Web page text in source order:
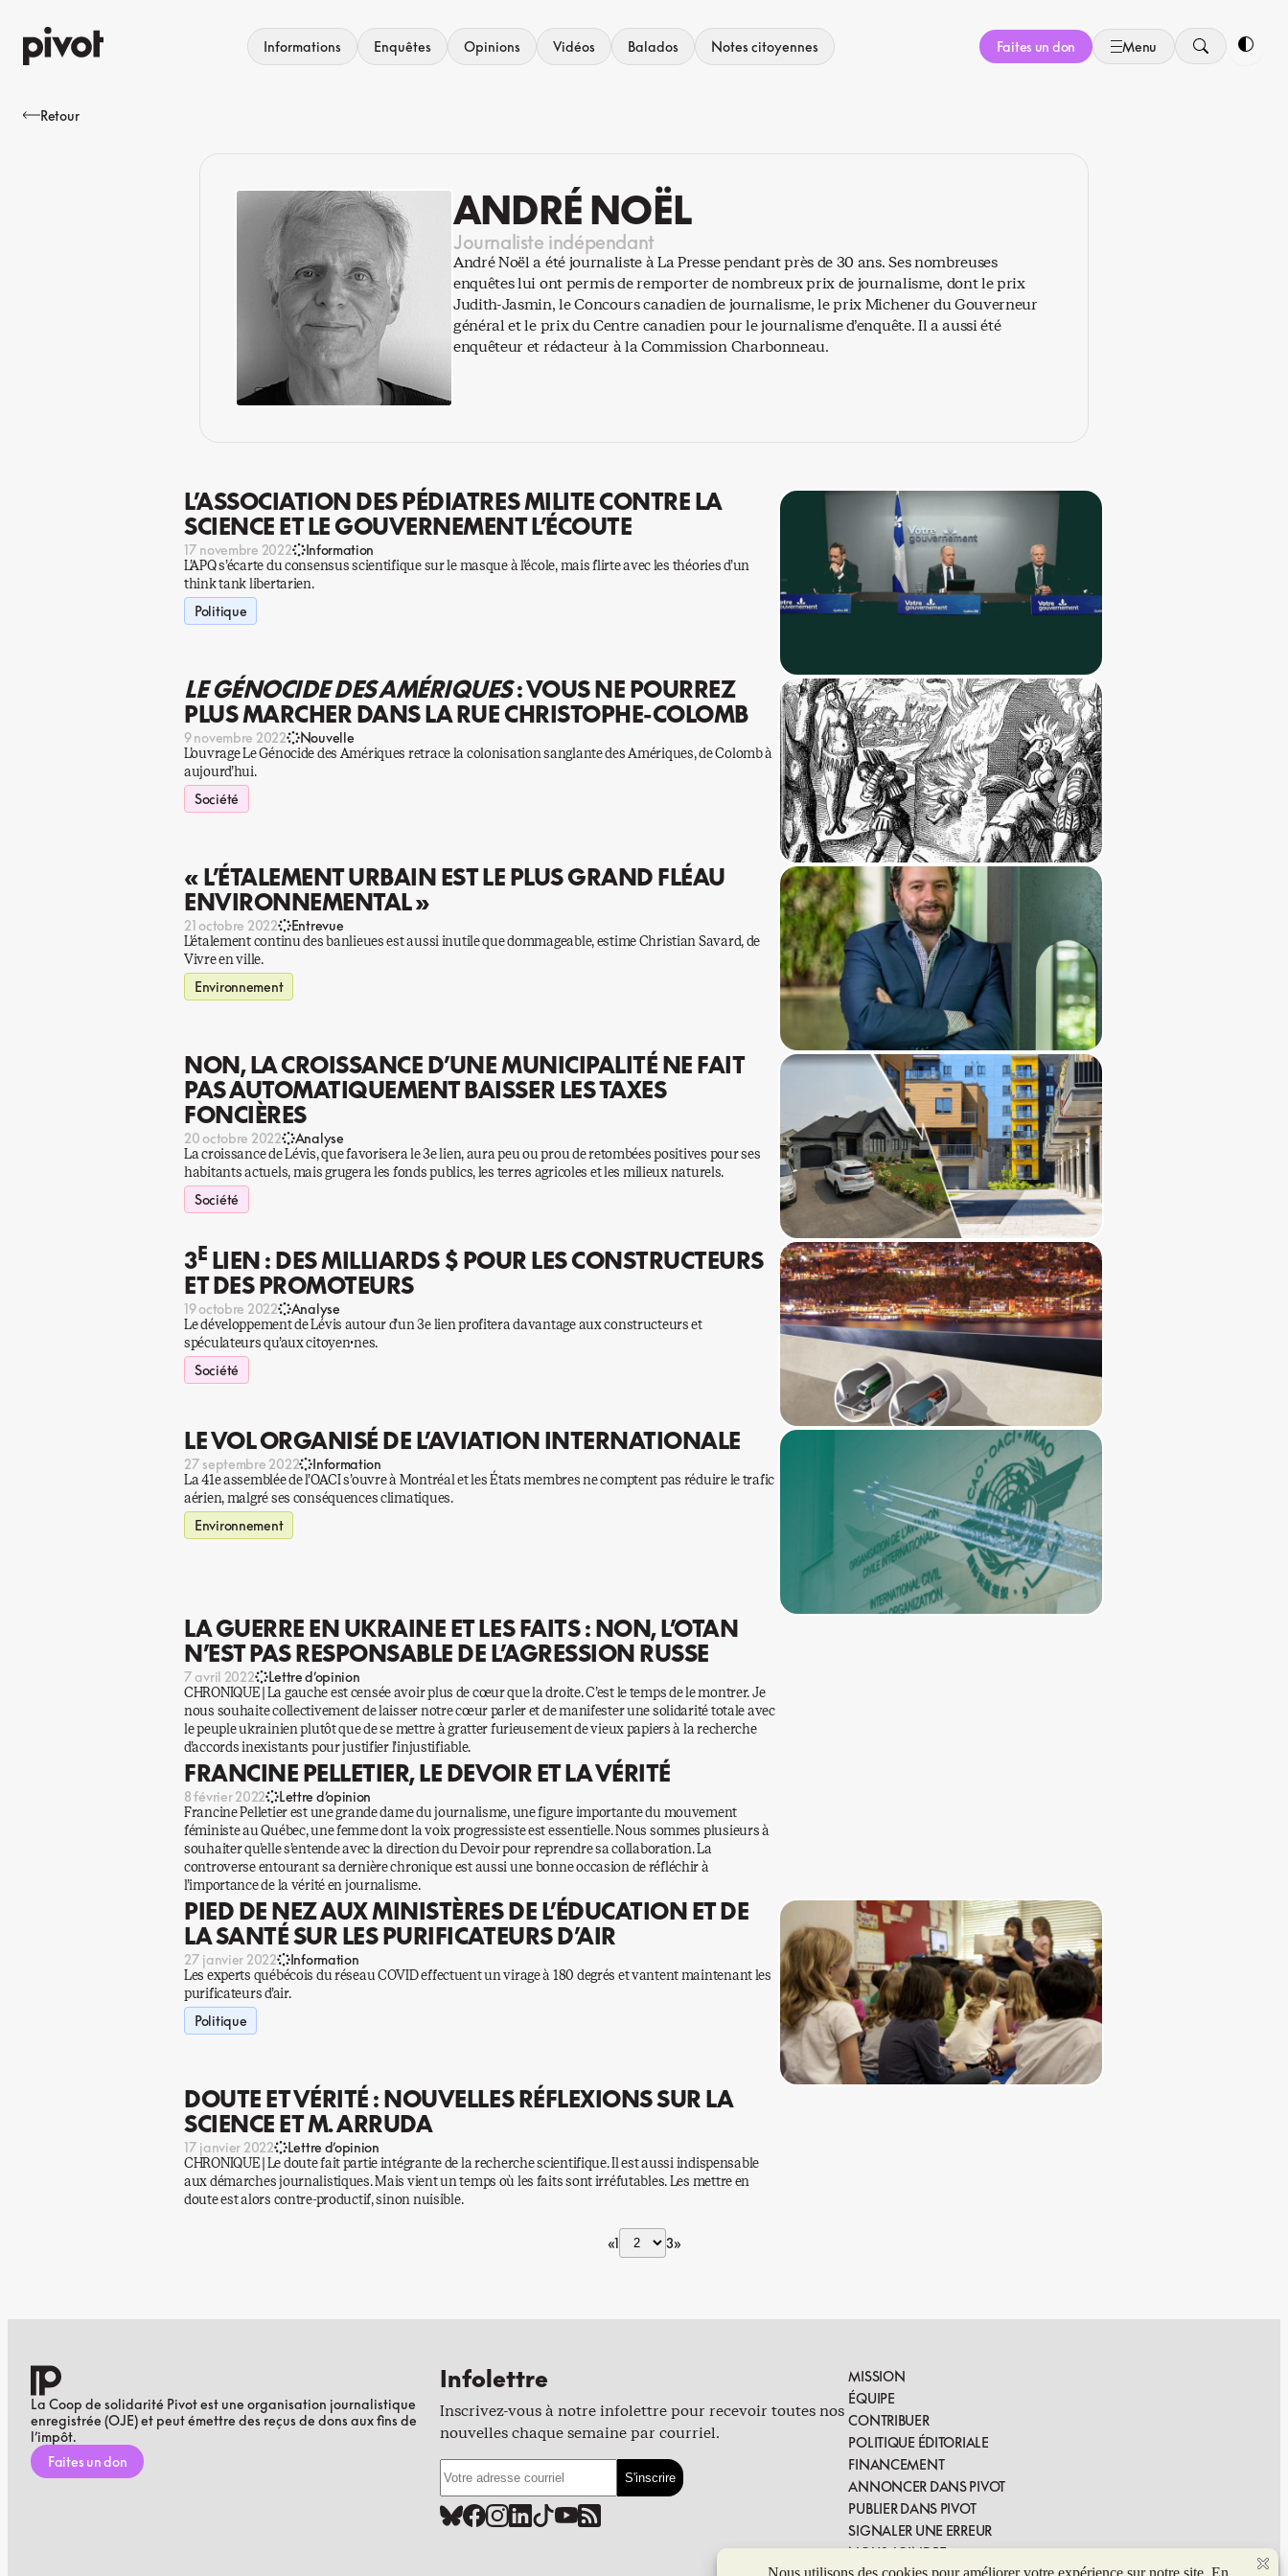
au
contenu
Informations Enquêtes Opinions Vidéos Balados Notes citoyennes Faites un don Menu
Retour
ANDRÉ NOËL
Journaliste indépendant
André Noël a été journaliste à La Presse pendant près de 30 ans. Ses nombreuses
enquêtes lui ont permis de remporter de nombreux prix de journalisme, dont le prix
Judith-Jasmin, le Concours canadien de journalisme, le prix Michener du Gouverneur
général et le prix du Centre canadien pour le journalisme d’enquête. Il a aussi été
enquêteur et rédacteur à la Commission Charbonneau.
L’ASSOCIATION DES PÉDIATRES MILITE CONTRE LA
SCIENCE ET LE GOUVERNEMENT L’ÉCOUTE
17 novembre 2022 Information
L’APQ s’écarte du consensus scientifique sur le masque à l’école, mais flirte avec les théories d’un
think tank libertarien.
Politique
LE GÉNOCIDE DES AMÉRIQUES: VOUS NE POURREZ
PLUS MARCHER DANS LA RUE CHRISTOPHE-COLOMB
9 novembre 2022 Nouvelle
L’ouvrage Le Génocide des Amériques retrace la colonisation sanglante des Amériques, de Colomb à
aujourd’hui.
Société
« L’ÉTALEMENT URBAIN EST LE PLUS GRAND FLÉAU
ENVIRONNEMENTAL »
21 octobre 2022 Entrevue
L’étalement continu des banlieues est aussi inutile que dommageable, estime Christian Savard, de
Vivre en ville.
Environnement
NON, LA CROISSANCE D’UNE MUNICIPALITÉ NE FAIT
PAS AUTOMATIQUEMENT BAISSER LES TAXES
FONCIÈRES
20 octobre 2022 Analyse
La croissance de Lévis, que favorisera le 3e lien, aura peu ou prou de retombées positives pour ses
habitants actuels, mais grugera les fonds publics, les terres agricoles et les milieux naturels.
Société
3E LIEN : DES MILLIARDS $ POUR LES CONSTRUCTEURS
ET DES PROMOTEURS
19 octobre 2022 Analyse
Le développement de Lévis autour d’un 3e lien profitera davantage aux constructeurs et
spéculateurs qu’aux citoyen·nes.
Société
LE VOL ORGANISÉ DE L’AVIATION INTERNATIONALE
27 septembre 2022 Information
La 41e assemblée de l’OACI s’ouvre à Montréal et les États membres ne comptent pas réduire le trafic
aérien, malgré ses conséquences climatiques.
Environnement
LA GUERRE EN UKRAINE ET LES FAITS : NON, L’OTAN
N’EST PAS RESPONSABLE DE L’AGRESSION RUSSE
7 avril 2022 Lettre d’opinion
CHRONIQUE | La gauche est censée avoir plus de cœur que la droite. C’est le temps de le montrer. Je
nous souhaite collectivement de laisser notre cœur parler et de manifester une solidarité totale avec
le peuple ukrainien plutôt que de se mettre à gratter furieusement de vieux papiers à la recherche
d’accords inexistants pour justifier l’injustifiable.
FRANCINE PELLETIER, LE DEVOIR ET LA VÉRITÉ
8 février 2022 Lettre d’opinion
Francine Pelletier est une grande dame du journalisme, une figure importante du mouvement
féministe au Québec, une femme dont la voix progressiste est essentielle. Nous sommes plusieurs à
souhaiter qu’elle s’entende avec la direction du Devoir pour reprendre sa collaboration. La
controverse entourant sa dernière chronique est aussi une bonne occasion de réfléchir à
l’importance de la vérité en journalisme.
PIED DE NEZ AUX MINISTÈRES DE L’ÉDUCATION ET DE
LA SANTÉ SUR LES PURIFICATEURS D’AIR
27 janvier 2022 Information
Les experts québécois du réseau COVID effectuent un virage à 180 degrés et vantent maintenant les
purificateurs d’air.
Politique
DOUTE ET VÉRITÉ : NOUVELLES RÉFLEXIONS SUR LA
SCIENCE ET M. ARRUDA
17 janvier 2022 Lettre d’opinion
CHRONIQUE | Le doute fait partie intégrante de la recherche scientifique. Il est aussi indispensable
aux démarches journalistiques. Mais vient un temps où les faits sont irréfutables. Les mettre en
doute est alors contre-productif, sinon nuisible.
«1 3»
La Coop de solidarité Pivot est une organisation journalistique
enregistrée (OJE) et peut émettre des reçus de dons aux fins de
l’impôt.
Faites un don
Infolettre
Inscrivez-vous à notre infolettre pour recevoir toutes nos
nouvelles chaque semaine par courriel.
MISSION
ÉQUIPE
CONTRIBUER
POLITIQUE ÉDITORIALE
FINANCEMENT
ANNONCER DANS PIVOT
PUBLIER DANS PIVOT
SIGNALER UNE ERREUR
NOUS JOINDRE